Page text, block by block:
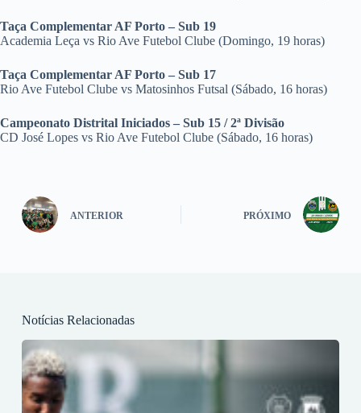
Taça Complementar AF Porto – Sub 19
Academia Leça vs Rio Ave Futebol Clube (Domingo, 19 horas)
Taça Complementar AF Porto – Sub 17
Rio Ave Futebol Clube vs Matosinhos Futsal (Sábado, 16 horas)
Campeonato Distrital Iniciados – Sub 15 / 2ª Divisão
CD José Lopes vs Rio Ave Futebol Clube (Sábado, 16 horas)
ANTERIOR PRÓXIMO
Notícias Relacionadas